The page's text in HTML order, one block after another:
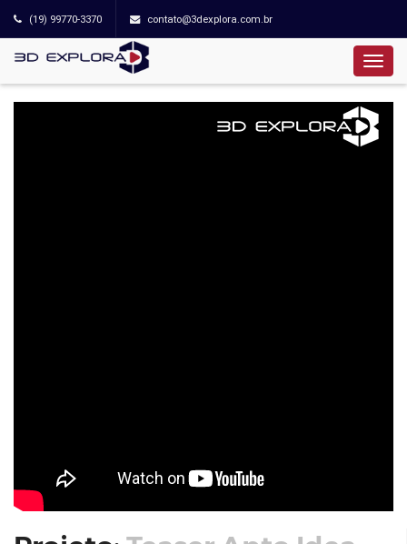
(19) 99770-3370 contato@3dexplora.com.br